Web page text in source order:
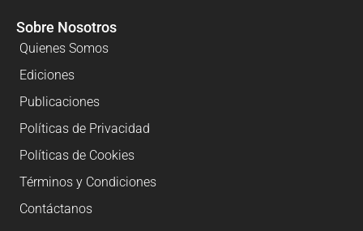
Sobre Nosotros
Quienes Somos
Ediciones
Publicaciones
Políticas de Privacidad
Políticas de Cookies
Términos y Condiciones
Contáctanos